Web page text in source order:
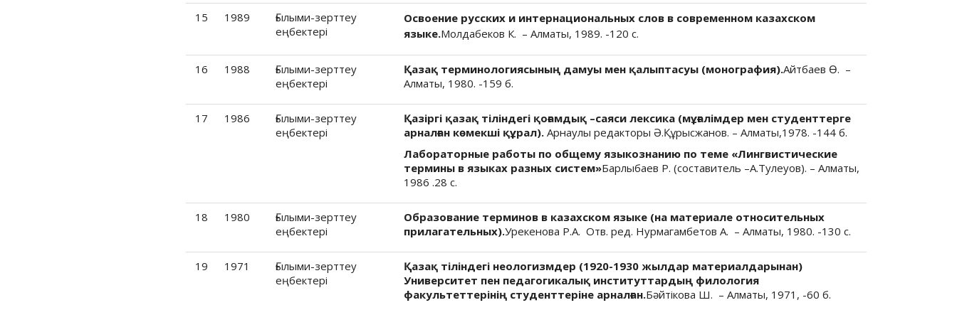
15 1989
Ғылыми-зерттеу
еңбектері
Освоение русских и интернациональных слов в современном казахском
языке.Молдабеков К. – Алматы, 1989. -120 с.
16 1988
Ғылыми-зерттеу
еңбектері
Қазақ терминологиясының дамуы мен қалыптасуы (монография).Айтбаев Ө. –
Алматы, 1980. -159 б.
17 1986
Ғылыми-зерттеу
еңбектері
Қазіргі қазақ тіліндегі қоғамдық –саяси лексика (мұғалімдер мен студенттерге
арналған көмекші құрал). Арнаулы редакторы Ә.Құрысжанов. – Алматы,1978. -144 б.
Лабораторные работы по общему языкознанию по теме «Лингвистические
термины в языках разных систем»Барлыбаев Р. (составитель –А.Тулеуов). – Алматы,
1986 .28 с.
18 1980
Ғылыми-зерттеу
еңбектері
Образование терминов в казахском языке (на материале относительных
прилагательных).Урекенова Р.А. Отв. ред. Нурмагамбетов А. – Алматы, 1980. -130 с.
19 1971
Ғылыми-зерттеу
еңбектері
Қазақ тіліндегі неологизмдер (1920-1930 жылдар материалдарынан)
Университет пен педагогикалық институттардың филология
факультеттерінің студенттеріне арналған.Бәйтікова Ш. – Алматы, 1971, -60 б.